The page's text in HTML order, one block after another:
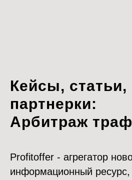
Кейсы, статьи,
партнерки:
Арбитраж
Profitoffer - агрегатор
информационный ресурс,